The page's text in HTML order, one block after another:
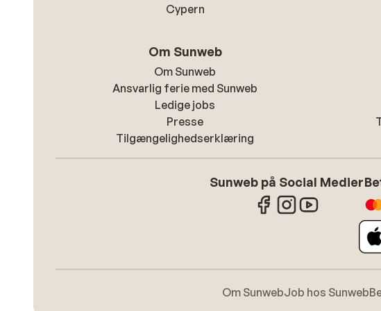
Cypern
Om Sunweb
Om Sunweb
Ansvarlig ferie med Sunweb
Ledige jobs
Presse
Tilgængelighedserklæring
Sunweb på Social Medier
Om SunwebJob hos Sunweb